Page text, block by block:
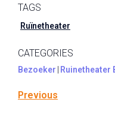
TAGS
Ruïnetheater
CATEGORIES
Bezoeker Ruinetheater
Previous